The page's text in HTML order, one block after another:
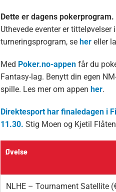
Dette er dagens pokerprogram.
Uthevede eventer er
turneringsprogram, se hereller
Med Poker.no-appenfår du
Fantasy-lag. Benytt din egen
spille. Les mer om appen her.
Direktesport har finaledagen i
11.30. Stig Moen og Kjetil
Øvelse
NLHE – Tournament Satellite